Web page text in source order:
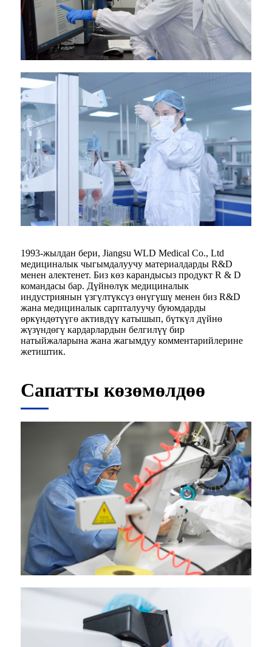
1993-жылдан бери, Jiangsu WLD Medical Co., Ltd
медициналык чыгымдалуучу материалдарды R&D
менен алектенет. Биз көз карандысыз продукт R & D
командасы бар. Дүйнөлүк медициналык
индустриянын үзгүлтүксүз өнүгүшү менен биз R&D
жана медициналык сарпталуучу буюмдарды
өркүндөтүүгө активдүү катышып, бүткүл дүйнө
жүзүндөгү кардарлардын белгилүү бир
натыйжаларына жана жагымдуу комментарийлерине
жетиштик.
Сапатты көзөмөлдөө